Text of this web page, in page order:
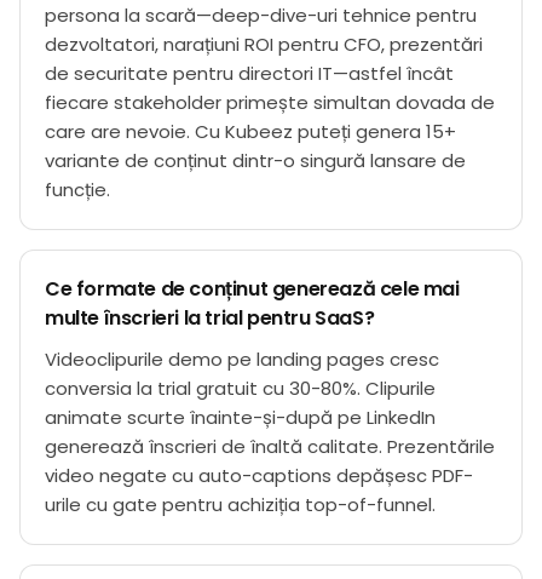
persona la scară—deep-dive-uri tehnice pentru
dezvoltatori, narațiuni ROI pentru CFO, prezentări
de securitate pentru directori IT—astfel încât
fiecare stakeholder primește simultan dovada de
care are nevoie. Cu Kubeez puteți genera 15+
variante de conținut dintr-o singură lansare de
funcție.
Ce formate de conținut generează cele mai
multe înscrieri la trial pentru SaaS?
Videoclipurile demo pe landing pages cresc
conversia la trial gratuit cu 30-80%. Clipurile
animate scurte înainte-și-după pe LinkedIn
generează înscrieri de înaltă calitate. Prezentările
video negate cu auto-captions depășesc PDF-
urile cu gate pentru achiziția top-of-funnel.